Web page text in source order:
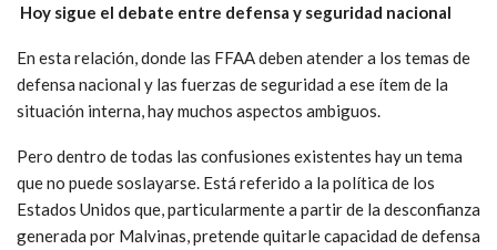
Hoy sigue el debate entre defensa y seguridad nacional
En esta relación, donde las FFAA deben atender a los temas de
defensa nacional y las fuerzas de seguridad a ese ítem de la
situación interna, hay muchos aspectos ambiguos.
Pero dentro de todas las confusiones existentes hay un tema
que no puede soslayarse. Está referido a la política de los
Estados Unidos que, particularmente a partir de la desconfianza
generada por Malvinas, pretende quitarle capacidad de defensa